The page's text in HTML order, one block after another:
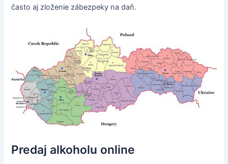
často aj zloženie zábezpeky na daň.
Predaj alkoholu online